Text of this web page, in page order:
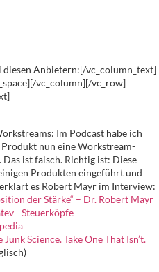
Anbietern:[/vc_column_text]
vc_column][/vc_row]
Im Podcast habe ich
Produkt nun eine Workstream-
ist falsch. Richtig ist: Diese
Produkten eingeführt und
es Robert Mayr im Interview:
der Stärke“ – Dr. Robert Mayr
- Steuerköpfe
Science. Take One That Isn’t.